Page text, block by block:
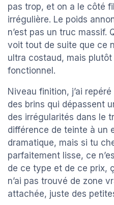
pas trop, et on a le côté
irrégulière. Le poids
n’est pas un truc massif.
voit tout de suite que ce
ultra costaud, mais
fonctionnel.
Niveau finition, j’ai
des brins qui dépassent
des irrégularités dans le
différence de teinte à un
dramatique, mais si tu
parfaitement lisse, ce
de ce type et de ce prix,
n’ai pas trouvé de zone
attachée, juste des